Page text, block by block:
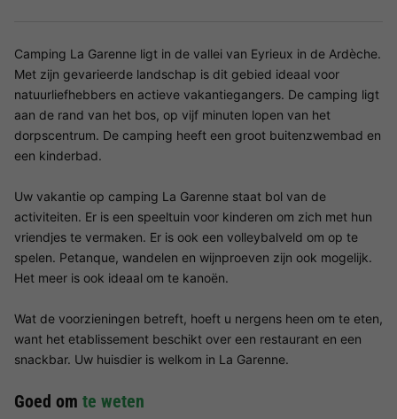
Camping La Garenne ligt in de vallei van Eyrieux in de Ardèche.
Met zijn gevarieerde landschap is dit gebied ideaal voor
natuurliefhebbers en actieve vakantiegangers. De camping ligt
aan de rand van het bos, op vijf minuten lopen van het
dorpscentrum. De camping heeft een groot buitenzwembad en
een kinderbad.
Uw vakantie op camping La Garenne staat bol van de
activiteiten. Er is een speeltuin voor kinderen om zich met hun
vriendjes te vermaken. Er is ook een volleybalveld om op te
spelen. Petanque, wandelen en wijnproeven zijn ook mogelijk.
Het meer is ook ideaal om te kanoën.
Wat de voorzieningen betreft, hoeft u nergens heen om te eten,
want het etablissement beschikt over een restaurant en een
snackbar. Uw huisdier is welkom in La Garenne.
Goed om te weten